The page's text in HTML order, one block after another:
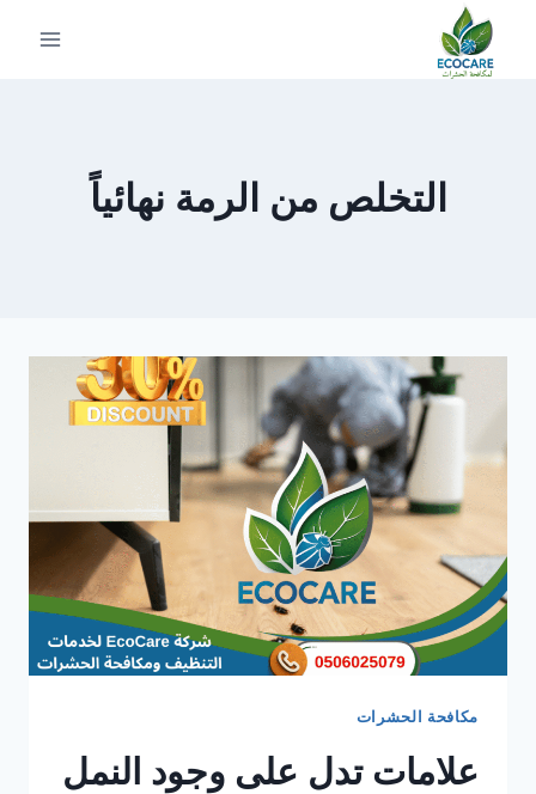
التجاوز
التخلص من الرمة نهائياً
مكافحة الحشرات
علامات تدل على وجود النمل